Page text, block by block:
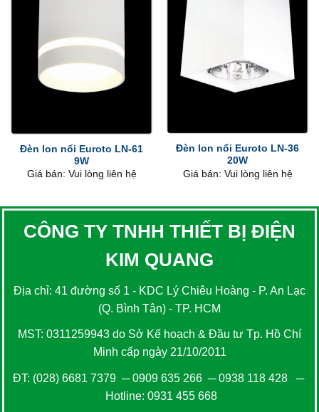
Đèn lon nổi Euroto LN-61
9W
Giá bán: Vui lòng liên hệ
Đèn lon nổi Euroto LN-36
20W
Giá bán: Vui lòng liên hệ
CÔNG TY TNHH THIẾT BỊ ĐIỆN
KIM QUANG
Địa chỉ: 41 đường số 1 - KDC Lý Chiêu Hoàng - P. An Lạc
(Q. Bình Tân) - TP. HCM
MST: 0311259943 do Sở Kế hoạch & Đầu tư Tp. Hồ Chí
Minh cấp ngày 21/10/2011
ĐT: (028) 6681 7379 ─0909 635 266─0938 118 428─
Hotline: 0931 455 668